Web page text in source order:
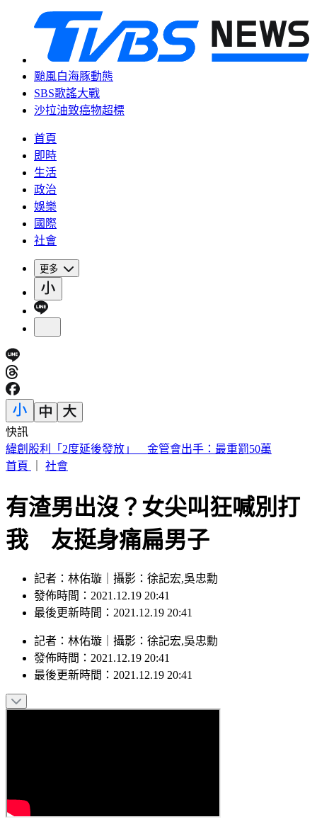
颱風白海豚動態
SBS歌謠大戰
沙拉油致癌物超標
首頁
即時
生活
政治
娛樂
國際
社會
更多
快訊
傅子純「穿病人服回家」生前暖舉惹鼻酸 愛妻心碎：我想你
了
有渣男出沒？女尖叫狂喊別打
我 友挺身痛扁男子
記者：林佑璇｜攝影：徐記宏,吳忠勳
發佈時間：2021.12.19 20:41
記者：林佑璇｜ 攝影：徐記宏,吳忠勳
發佈時間：2021.12.19 20:41